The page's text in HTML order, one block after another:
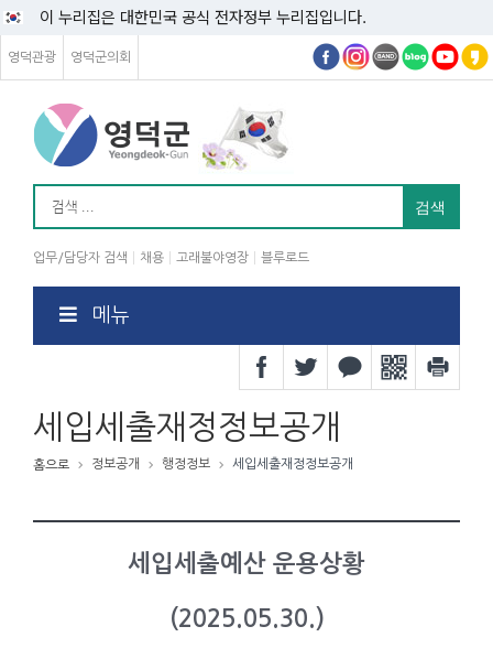
이 누리집은 대한민국 공식 전자정부 누리집입니다.
영덕관광 영덕군의회
업무/담당자 검색 채용 고래불야영장 블루로드
메뉴
세입세출재정정보공개
홈으로 정보공개 행정정보 세입세출재정정보공개
세입세출예산 운용상황
(2025.05.30.)